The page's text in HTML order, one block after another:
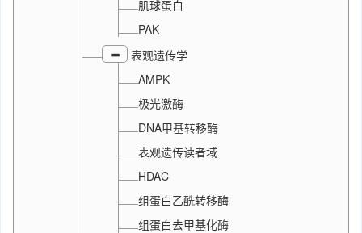
肌球蛋白
PAK
表观遗传学
AMPK
极光激酶
DNA甲基转移酶
表观遗传读者域
HDAC
组蛋白乙酰转移酶
组蛋白去甲基化酶